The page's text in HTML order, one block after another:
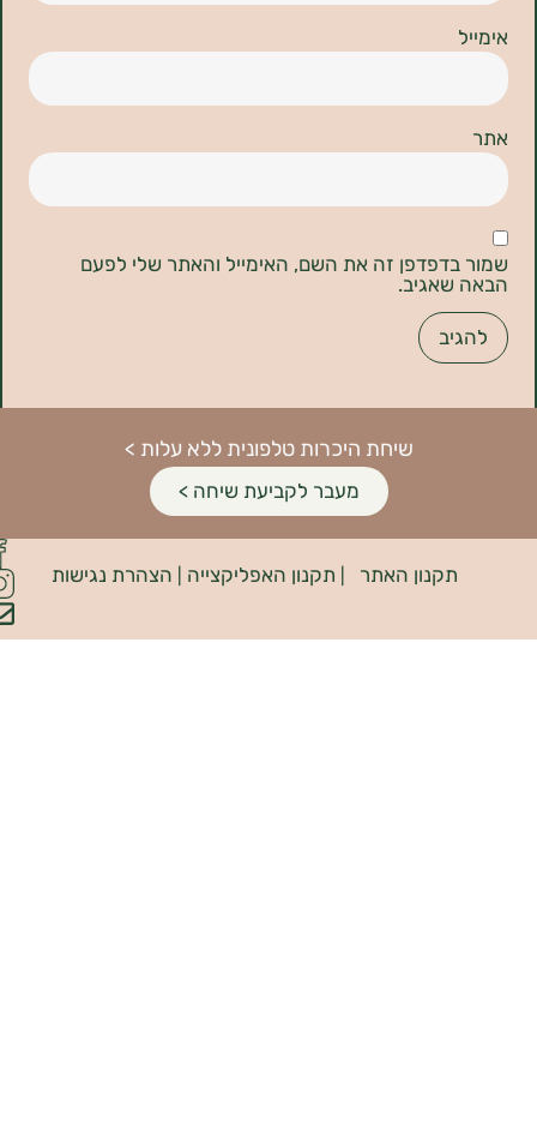
זה את השם, האימייל והאתר שלי לפעם
שיחת היכרות טלפונית ללא עלות >
מעבר לקביעת שיחה >
האתר|תקנון האפליקצייה|הצהרת נגישות האתר:
INDIANA